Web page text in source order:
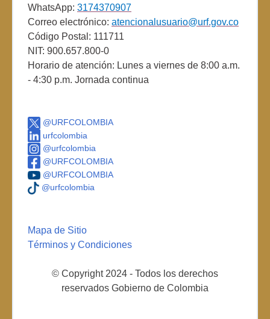
WhatsApp: 3174370907
Correo electrónico: atencionalusuario@urf.gov.co
Código Postal: 111711
NIT: 900.657.800-0
Horario de atención: Lunes a viernes de 8:00 a.m.
- 4:30 p.m. Jornada continua
@URFCOLOMBIA
urfcolombia
@urfcolombia
@URFCOLOMBIA
@URFCOLOMBIA
@urfcolombia
Mapa de Sitio
Términos y Condiciones
© Copyright 2024 - Todos los derechos
reservados Gobierno de Colombia